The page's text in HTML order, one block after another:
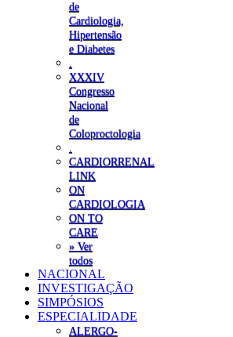
de
Cardiologia,
Hipertensão
e Diabetes
XXXIV
Congresso
Nacional
de
Coloproctologia
CARDIORRENAL
LINK
ON
CARDIOLOGIA
ON TO
CARE
» Ver
todos
NACIONAL
INVESTIGAÇÃO
SIMPÓSIOS
ESPECIALIDADE
ALERGO-